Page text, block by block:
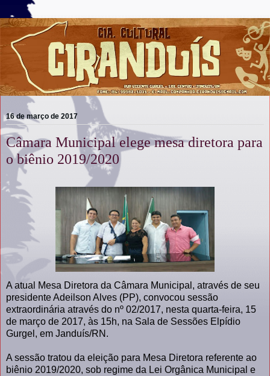
16 de março de 2017
Câmara Municipal elege mesa diretora para
o biênio 2019/2020
A atual Mesa Diretora da Câmara Municipal, através de seu
presidente Adeilson Alves (PP), convocou sessão
extraordinária através do nº 02/2017, nesta quarta-feira, 15
de março de 2017, às 15h, na Sala de Sessões Elpídio
Gurgel, em Janduís/RN.
A sessão tratou da eleição para Mesa Diretora referente ao
biênio 2019/2020, sob regime da Lei Orgânica Municipal e